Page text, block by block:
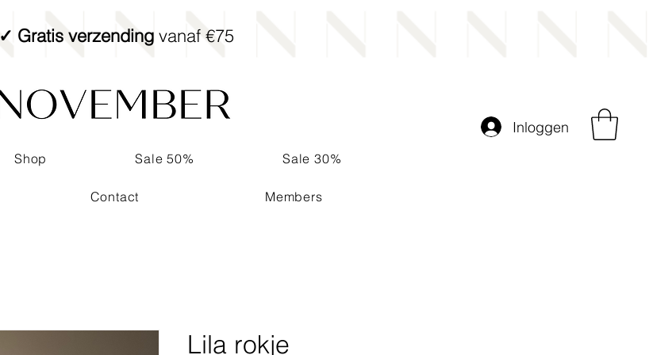
✓ Gratis verzendingvanaf €75
Inloggen
Shop Sale 50% Sale 30%
Contact Members
Lila rokje